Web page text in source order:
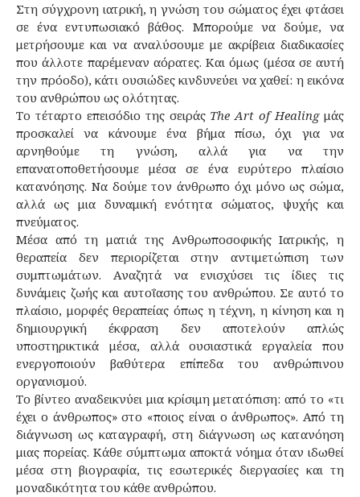
Στη σύγχρονη ιατρική, η γνώση του σώματος έχει φτάσει
σε ένα εντυπωσιακό βάθος. Μπορούμε να δούμε, να
μετρήσουμε και να αναλύσουμε με ακρίβεια διαδικασίες
που άλλοτε παρέμεναν αόρατες. Και όμως (μέσα σε αυτή
την πρόοδο), κάτι ουσιώδες κινδυνεύει να χαθεί: η εικόνα
του ανθρώπου ως ολότητας.
Το τέταρτο επεισόδιο της σειράς The Art of Healingμάς
προσκαλεί να κάνουμε ένα βήμα πίσω, όχι για να
αρνηθούμε τη γνώση, αλλά για να την
επανατοποθετήσουμε μέσα σε ένα ευρύτερο πλαίσιο
κατανόησης. Να δούμε τον άνθρωπο όχι μόνο ως σώμα,
αλλά ως μια δυναμική ενότητα σώματος, ψυχής και
πνεύματος.
Μέσα από τη ματιά της Ανθρωποσοφικής Ιατρικής, η
θεραπεία δεν περιορίζεται στην αντιμετώπιση των
συμπτωμάτων. Αναζητά να ενισχύσει τις ίδιες τις
δυνάμεις ζωής και αυτοΐασης του ανθρώπου. Σε αυτό το
πλαίσιο, μορφές θεραπείας όπως η τέχνη, η κίνηση και η
δημιουργική έκφραση δεν αποτελούν απλώς
υποστηρικτικά μέσα, αλλά ουσιαστικά εργαλεία που
ενεργοποιούν βαθύτερα επίπεδα του ανθρώπινου
οργανισμού.
Το βίντεο αναδεικνύει μια κρίσιμη μετατόπιση: από το «τι
έχει ο άνθρωπος» στο «ποιος είναι ο άνθρωπος». Από τη
διάγνωση ως καταγραφή, στη διάγνωση ως κατανόηση
μιας πορείας. Κάθε σύμπτωμα αποκτά νόημα όταν ιδωθεί
μέσα στη βιογραφία, τις εσωτερικές διεργασίες και τη
μοναδικότητα του κάθε ανθρώπου.